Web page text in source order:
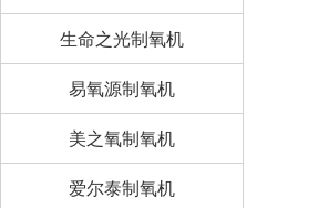
生命之光制氧机
易氧源制氧机
美之氧制氧机
爱尔泰制氧机